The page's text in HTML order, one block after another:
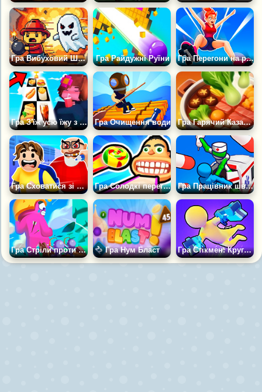
Гра Вибуховий Шахтар Гра Райдужні Руїни Гра Перегони на роликах
Гра З'їж усю їжу з дівчиною Гра Очищення води Гра Гарячий Казанок: Потік
Гра Сховатися зі Школи Гра Солодкі перегони: Бий Зуби! Гра Працівник швидкої допомоги
Гра Стріли проти гігантів Гра Нум Бласт Гра Стікмен: Кругова Битва